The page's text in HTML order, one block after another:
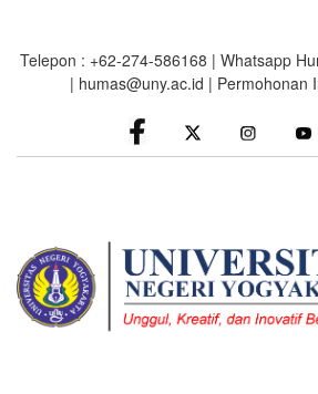
main
Telepon : +62-274-586168 | Whatsapp
| humas@uny.ac.id | Permohonan
facebook
Instagram